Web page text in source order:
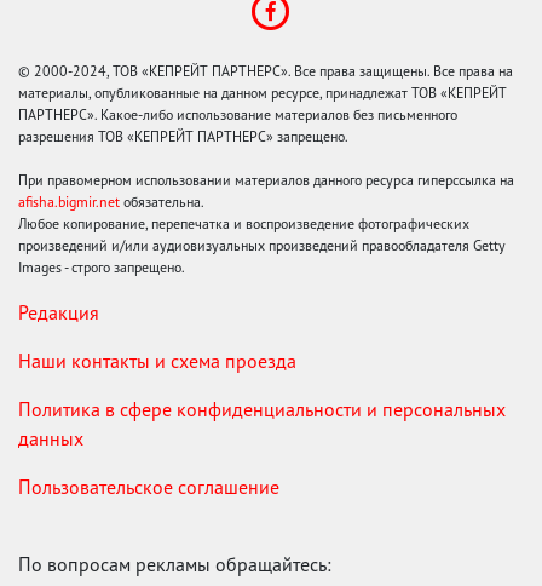
© 2000-2024, ТОВ «КЕПРЕЙТ ПАРТНЕРС». Все права защищены. Все права на
материалы, опубликованные на данном ресурсе, принадлежат ТОВ «КЕПРЕЙТ
ПАРТНЕРС». Какое-либо использование материалов без письменного
разрешения ТОВ «КЕПРЕЙТ ПАРТНЕРС» запрещено.
При правомерном использовании материалов данного ресурса гиперссылка на
afisha.bigmir.net обязательна.
Любое копирование, перепечатка и воспроизведение фотографических
произведений и/или аудиовизуальных произведений правообладателя Getty
Images - строго запрещено.
Редакция
Наши контакты и схема проезда
Политика в сфере конфиденциальности и персональных
данных
Пользовательское соглашение
По вопросам рекламы обращайтесь: